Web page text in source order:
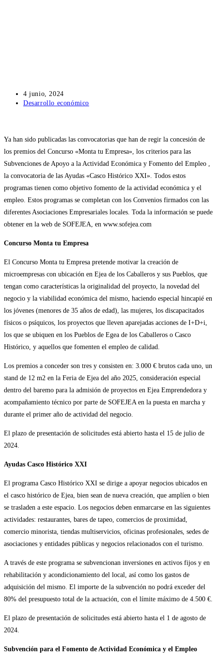
Publicación
de
4 junio, 2024
Categoría
Desarrollo económico
Ya han sido publicadas las convocatorias que han de regir la concesión de
los premios del Concurso «Monta tu Empresa», los criterios para las
Subvenciones de Apoyo a la Actividad Económica y Fomento del Empleo ,
la convocatoria de las Ayudas «Casco Histórico XXI». Todos estos
programas tienen como objetivo fomento de la actividad económica y el
empleo. Estos programas se completan con los Convenios firmados con las
diferentes Asociaciones Empresariales locales. Toda la información se puede
obtener en la web de SOFEJEA, en www.sofejea.com
Concurso Monta tu Empresa
El Concurso Monta tu Empresa pretende motivar la creación de
microempresas con ubicación en Ejea de los Caballeros y sus Pueblos, que
tengan como características la originalidad del proyecto, la novedad del
negocio y la viabilidad económica del mismo, haciendo especial hincapié en
los jóvenes (menores de 35 años de edad), las mujeres, los discapacitados
físicos o psíquicos, los proyectos que lleven aparejadas acciones de I+D+i,
los que se ubiquen en los Pueblos de Egea de los Caballeros o Casco
Histórico, y aquellos que fomenten el empleo de calidad.
Los premios a conceder son tres y consisten en: 3.000 € brutos cada uno, un
stand de 12 m2 en la Feria de Ejea del año 2025, consideración especial
dentro del baremo para la admisión de proyectos en Ejea Emprendedora y
acompañamiento técnico por parte de SOFEJEA en la puesta en marcha y
durante el primer año de actividad del negocio.
El plazo de presentación de solicitudes está abierto hasta el 15 de julio de
2024.
Ayudas Casco Histórico XXI
El programa Casco Histórico XXI se dirige a apoyar negocios ubicados en
el casco histórico de Ejea, bien sean de nueva creación, que amplíen o bien
se trasladen a este espacio. Los negocios deben enmarcarse en las siguientes
actividades: restaurantes, bares de tapeo, comercios de proximidad,
comercio minorista, tiendas multiservicios, oficinas profesionales, sedes de
asociaciones y entidades públicas y negocios relacionados con el turismo.
A través de este programa se subvencionan inversiones en activos fijos y en
rehabilitación y acondicionamiento del local, así como los gastos de
adquisición del mismo. El importe de la subvención no podrá exceder del
80% del presupuesto total de la actuación, con el límite máximo de 4.500 €.
El plazo de presentación de solicitudes está abierto hasta el 1 de agosto de
2024.
Subvención para el Fomento de Actividad Económica y el Empleo